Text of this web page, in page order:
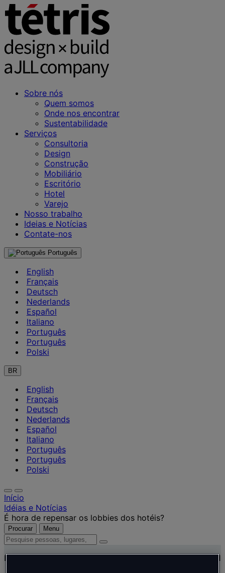
Sobre nós
Quem somos
Onde nos encontrar
Sustentabilidade
Serviços
Consultoria
Design
Construção
Mobiliário
Escritório
Hotel
Varejo
Nosso trabalho
Ideias e Notícias
Contate-nos
Português
English
Français
Deutsch
Nederlands
Español
Italiano
Português
Português
Polski
BR
English
Français
Deutsch
Nederlands
Español
Italiano
Português
Português
Polski
Início
Idéias e Notícias
É hora de repensar os lobbies dos hotéis?
Procurar Menu
Pesquise
lugares,
Insights & News agosto 30, 2021